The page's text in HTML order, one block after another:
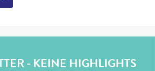
- KEINE HIGHLIGHTS